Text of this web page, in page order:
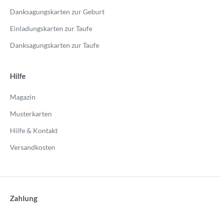
Danksagungskarten zur Geburt
Einladungskarten zur Taufe
Danksagungskarten zur Taufe
Hilfe
Magazin
Musterkarten
Hilfe & Kontakt
Versandkosten
Zahlung